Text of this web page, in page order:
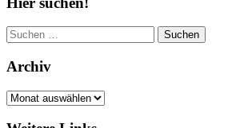
Suchen
nach:
Archiv
Archiv